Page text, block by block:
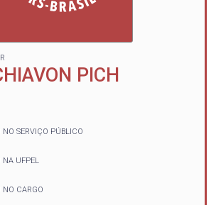
PICH
NO SERVIÇO PÚBLICO
UFPEL
NO CARGO